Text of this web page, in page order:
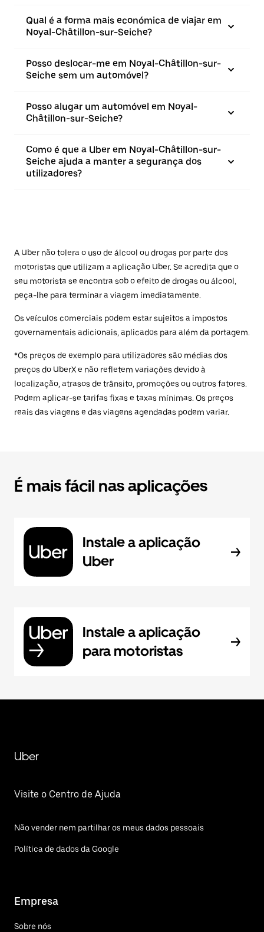
Qual é a forma mais económica de viajar em
Noyal-Châtillon-sur-Seiche?
Posso deslocar-me em Noyal-Châtillon-sur-
Seiche sem um automóvel?
Posso alugar um automóvel em Noyal-
Châtillon-sur-Seiche?
Como é que a Uber em Noyal-Châtillon-sur-
Seiche ajuda a manter a segurança dos
utilizadores?
A Uber não tolera o uso de álcool ou drogas por parte dos
motoristas que utilizam a aplicação Uber. Se acredita que o
seu motorista se encontra sob o efeito de drogas ou álcool,
peça-lhe para terminar a viagem imediatamente.
Os veículos comerciais podem estar sujeitos a impostos
governamentais adicionais, aplicados para além da portagem.
*Os preços de exemplo para utilizadores são médias dos
preços do UberX e não refletem variações devido à
localização, atrasos de trânsito, promoções ou outros fatores.
Podem aplicar-se tarifas fixas e taxas mínimas. Os preços
reais das viagens e das viagens agendadas podem variar.
É mais fácil nas aplicações
Instale a aplicação
Uber
Instale a aplicação
para motoristas
Uber
Visite o Centro de Ajuda
Não vender nem partilhar os meus dados pessoais
Política de dados da Google
Empresa
Sobre nós